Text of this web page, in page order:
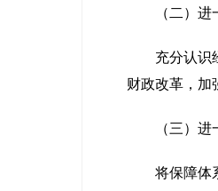
（二）进一
充分认识经
财政改革，加
（三）进一
将保障体系